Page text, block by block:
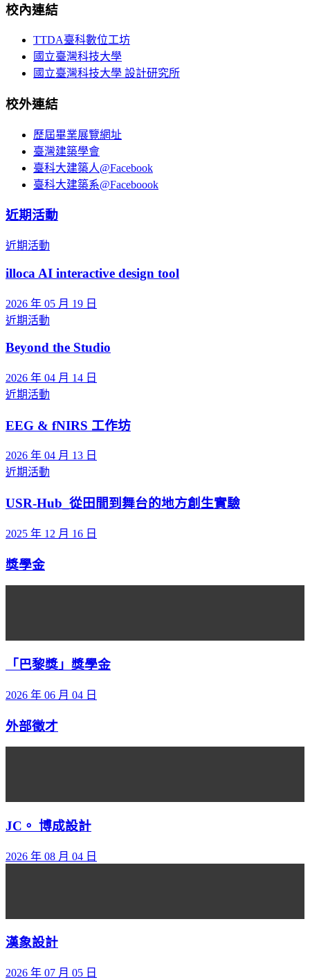
校內連結
TTDA臺科數位工坊
國立臺灣科技大學
國立臺灣科技大學 設計研究所
校外連結
歷屆畢業展覽網址
臺灣建築學會
臺科大建築人@Facebook
臺科大建築系@Faceboook
近期活動
近期活動
illoca AI interactive design tool
2026 年 05 月 19 日
近期活動
Beyond the Studio
2026 年 04 月 14 日
近期活動
EEG & fNIRS 工作坊
2026 年 04 月 13 日
近期活動
USR-Hub_從田間到舞台的地方創生實驗
2025 年 12 月 16 日
獎學金
「巴黎獎」獎學金
2026 年 06 月 04 日
外部徵才
JC。 博成設計
2026 年 08 月 04 日
漢象設計
2026 年 07 月 05 日